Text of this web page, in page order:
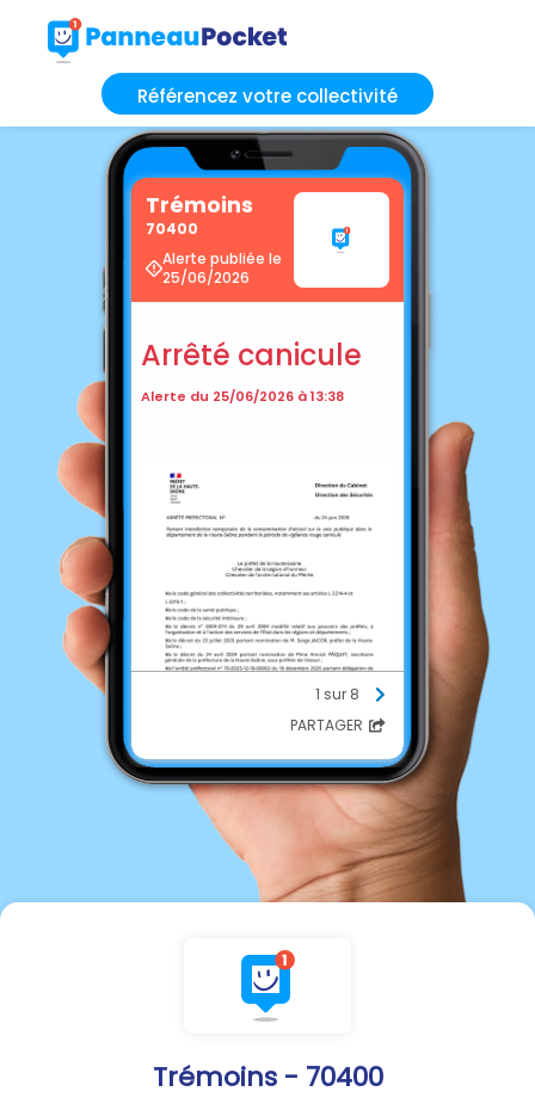
Référencez votre collectivité
Trémoins - 70400
Trémoins
70400
Alerte publiée le
25/06/2026
Arrêté canicule
Alerte du 25/06/2026 à 13:38
1 sur 8
PARTAGER